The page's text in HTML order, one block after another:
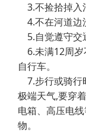
3.不捡拾掉入
4.不在河道边
5.自觉遵守交
6.未满12周岁
自行车。
7.步行或骑行
极端天气,要穿
电箱、高压电
物。